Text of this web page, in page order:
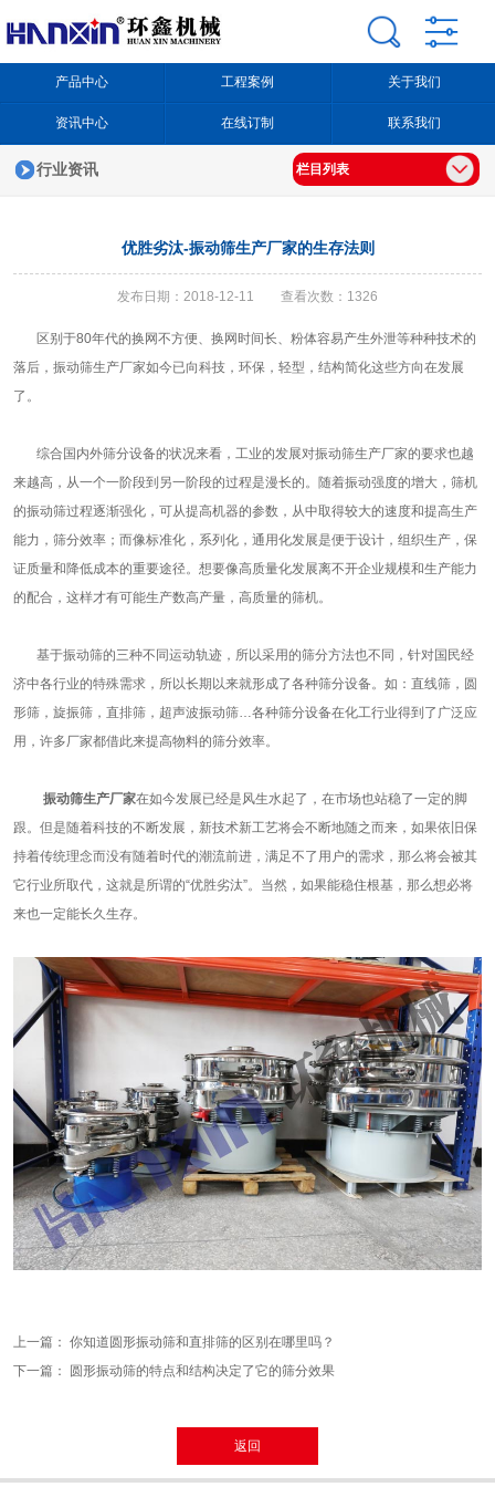
产品中心 工程案例 关于我们
资讯中心 在线订制 联系我们
行业资讯 栏目列表
优胜劣汰-振动筛生产厂家的生存法则
发布日期：2018-12-11 查看次数：1326
区别于80年代的换网不方便、换网时间长、粉体容易产生外泄等种种技术的
落后，振动筛生产厂家如今已向科技，环保，轻型，结构简化这些方向在发展
了。
综合国内外筛分设备的状况来看，工业的发展对振动筛生产厂家的要求也越
来越高，从一个一阶段到另一阶段的过程是漫长的。随着振动强度的增大，筛机
的振动筛过程逐渐强化，可从提高机器的参数，从中取得较大的速度和提高生产
能力，筛分效率；而像标准化，系列化，通用化发展是便于设计，组织生产，保
证质量和降低成本的重要途径。想要像高质量化发展离不开企业规模和生产能力
的配合，这样才有可能生产数高产量，高质量的筛机。
基于振动筛的三种不同运动轨迹，所以采用的筛分方法也不同，针对国民经
济中各行业的特殊需求，所以长期以来就形成了各种筛分设备。如：直线筛，圆
形筛，旋振筛，直排筛，超声波振动筛…各种筛分设备在化工行业得到了广泛应
用，许多厂家都借此来提高物料的筛分效率。
振动筛生产厂家在如今发展已经是风生水起了，在市场也站稳了一定的脚
跟。但是随着科技的不断发展，新技术新工艺将会不断地随之而来，如果依旧保
持着传统理念而没有随着时代的潮流前进，满足不了用户的需求，那么将会被其
它行业所取代，这就是所谓的“优胜劣汰”。当然，如果能稳住根基，那么想必将
来也一定能长久生存。
上一篇： 你知道圆形振动筛和直排筛的区别在哪里吗？
下一篇： 圆形振动筛的特点和结构决定了它的筛分效果
返回